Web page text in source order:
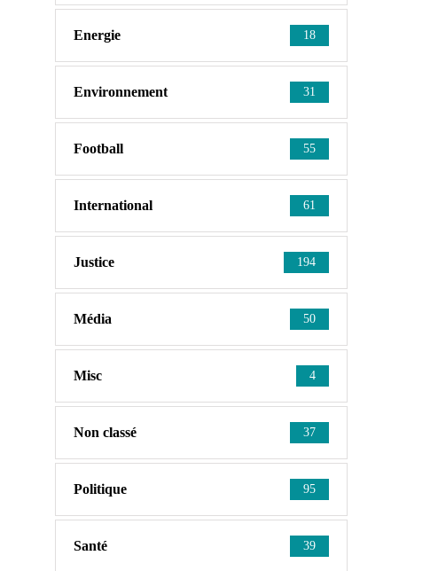
Energie 18
Environnement 31
Football 55
International 61
Justice 194
Média 50
Misc 4
Non classé 37
Politique 95
Santé 39